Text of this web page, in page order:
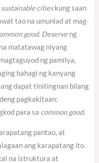
sustainable citieskung saan
tao na umunlad at mag-
good. Deserveng
matatawag niyang
ng pamilya,
bahagi ng kanyang
dapat tinitingnan bilang
pagkakitaan;
para sa common good.
pantao, at
ang karapatang ito.
na istruktura at